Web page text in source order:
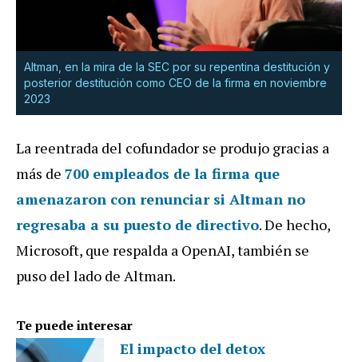
Altman, en la mira de la SEC por su repentina destitución y
posterior destitución como CEO de la firma en noviembre
2023
La reentrada del cofundador se produjo gracias a
más de 700 empleados de la firma que
amenazaron con renunciar si Altman no
regresaba a su puesto de directivo. De hecho,
Microsoft, que respalda a OpenAI, también se
puso del lado de Altman.
Te puede interesar
El impacto del detox